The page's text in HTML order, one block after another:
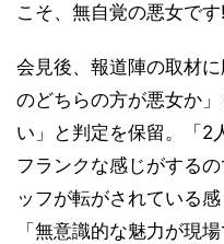
こそ、無自覚の悪女です
会見後、報道陣の取材
のどちらの方が悪女か
い」と判定を保留。「2
フランクな感じがする
ッフが転がされている
「無意識的な魅力が現